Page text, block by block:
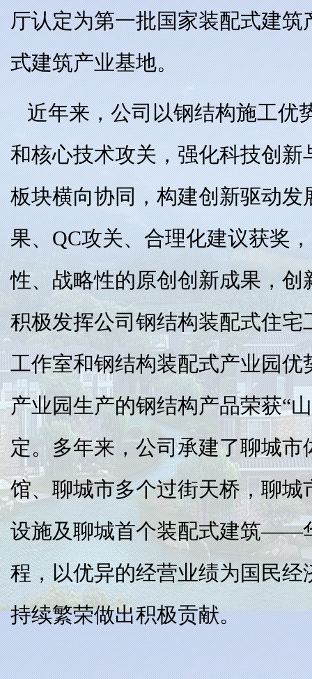
厅认定为第一批国家装配式建
式建筑产业基地。
近年来，公司以钢结构施工优
和核心技术攻关，强化科技创
板块横向协同，构建创新驱动发
果、QC攻关、合理化建议获奖
性、战略性的原创创新成果，
积极发挥公司钢结构装配式住
工作室和钢结构装配式产业园
产业园生产的钢结构产品荣获“
定。多年来，公司承建了聊城
馆、聊城市多个过街天桥，聊
设施及聊城首个装配式建筑——
程，以优异的经营业绩为国民
持续繁荣做出积极贡献。